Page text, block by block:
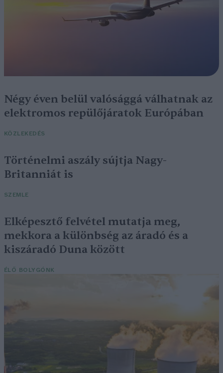
Négy éven belül valósággá válhatnak az
elektromos repülőjáratok Európában
KÖZLEKEDÉS
Történelmi aszály sújtja Nagy-
Britanniát is
SZEMLE
Elképesztő felvétel mutatja meg,
mekkora a különbség az áradó és a
kiszáradó Duna között
ÉLŐ BOLYGÓNK